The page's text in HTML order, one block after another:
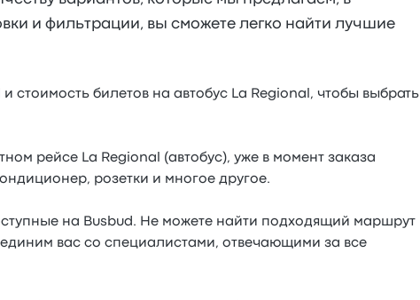
и фильтрации, вы сможете легко найти лучшие
стоимость билетов на автобус La Regional, чтобы выбрать
рейсе La Regional (автобус), уже в момент заказа
розетки и многое другое.
на Busbud. Не можете найти подходящий маршрут
вас со специалистами, отвечающими за все